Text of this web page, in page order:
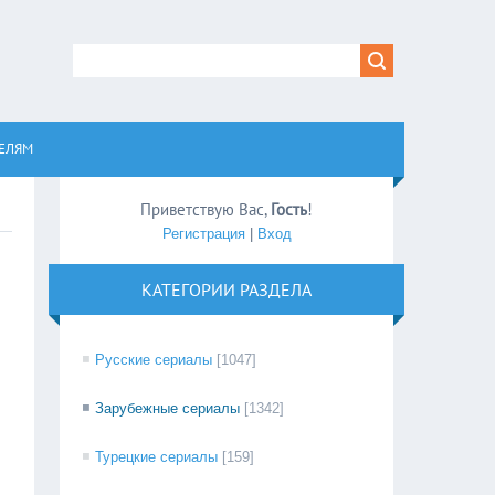
Приветствую Вас, Гость!
Регистрация| Вход
КАТЕГОРИИ РАЗДЕЛА
Русские сериалы [1047]
Зарубежные сериалы [1342]
Турецкие сериалы [159]